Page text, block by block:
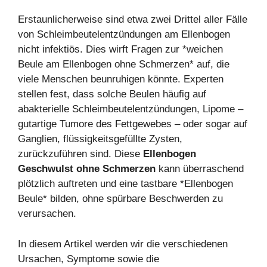
Erstaunlicherweise sind etwa zwei Drittel aller Fälle
von Schleimbeutelentzündungen am Ellenbogen
nicht infektiös. Dies wirft Fragen zur *weichen
Beule am Ellenbogen ohne Schmerzen* auf, die
viele Menschen beunruhigen könnte. Experten
stellen fest, dass solche Beulen häufig auf
abakterielle Schleimbeutelentzündungen, Lipome –
gutartige Tumore des Fettgewebes – oder sogar auf
Ganglien, flüssigkeitsgefüllte Zysten,
zurückzuführen sind. Diese Ellenbogen
Geschwulst ohne Schmerzen kann überraschend
plötzlich auftreten und eine tastbare *Ellenbogen
Beule* bilden, ohne spürbare Beschwerden zu
verursachen.
In diesem Artikel werden wir die verschiedenen
Ursachen, Symptome sowie die